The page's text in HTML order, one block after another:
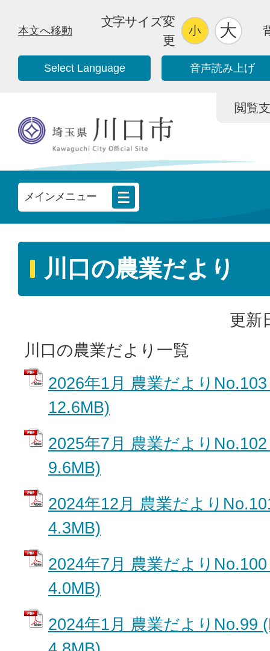
本文へ移動
文字サイズ変
更
Select Language 音声読み上げ
閲覧
メインメニュー
川口の農業だより
更新
川口の農業だより一覧
2026年1月 農業だより
12.6MB)
2025年7月 農業だより
9.6MB)
2024年12月 農業だより
4.3MB)
2024年7月 農業だより
4.0MB)
2024年1月 農業だよりNo.99